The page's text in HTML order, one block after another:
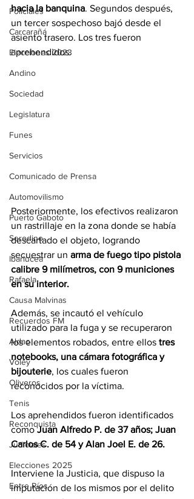
Policiales
Carcarañá
Elecciones 2023
Andino
Sociedad
Legislatura
Funes
Servicios
Comunicado de Prensa
Automovilismo
Puerto Gaboto
Serodino
Ibarlucea
Rafaela
Causa Malvinas
Recuerdos FM
Aldao
Voley
Oliveros
Tenis
Reconquista
Judiciales
Elecciones 2025
Entre Ríos
hacia la banquina. Segundos después,
un tercer sospechoso bajó desde el
asiento trasero. Los tres fueron
aprehendidos.
Posteriormente, los efectivos realizaron
un rastrillaje en la zona donde se había
descartado el objeto, logrando
secuestrar un arma de fuego tipo pistola
calibre 9 milímetros, con 9 municiones
en su interior.
Además, se incautó el vehículo
utilizado para la fuga y se recuperaron
los elementos robados, entre ellos tres
notebooks, una cámara fotográfica y
bijouterie, los cuales fueron
reconocidos por la víctima.
Los aprehendidos fueron identificados
como Juan Alfredo P. de 37 años; Juan
Carlos C. de 54 y Alan Joel E. de 26.
Interviene la Justicia, que dispuso la
imputación de los mismos por el delito